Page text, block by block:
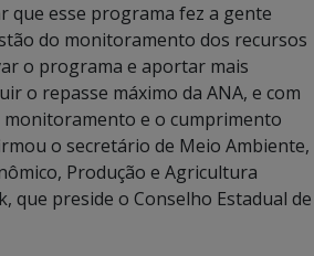
que esse programa fez a gente
do monitoramento dos recursos
o programa e aportar mais
o repasse máximo da ANA, e com
monitoramento e o cumprimento
o secretário de Meio Ambiente,
Produção e Agricultura
que preside o Conselho Estadual de